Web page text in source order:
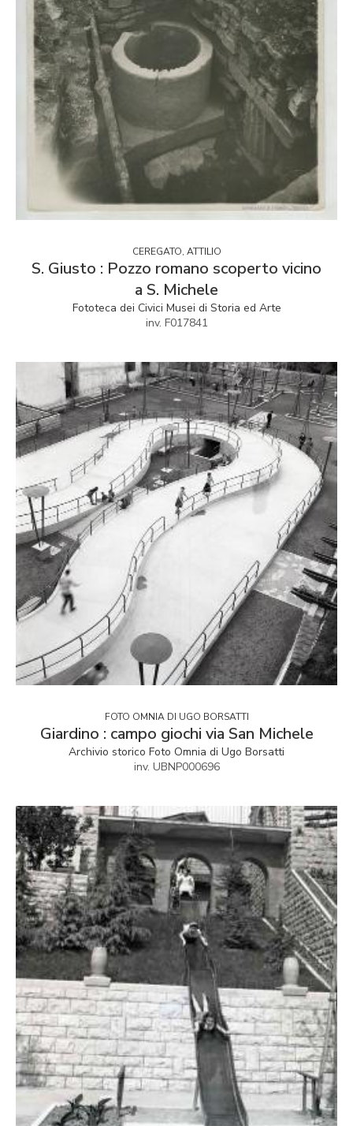
CEREGATO, ATTILIO
S. Giusto : Pozzo romano scoperto vicino
a S. Michele
Fototeca dei Civici Musei di Storia ed Arte
inv. F017841
FOTO OMNIA DI UGO BORSATTI
Giardino : campo giochi via San Michele
Archivio storico Foto Omnia di Ugo Borsatti
inv. UBNP000696